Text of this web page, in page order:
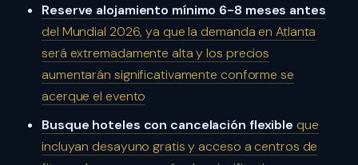
Reserve alojamiento mínimo 6-8 meses antes
del Mundial 2026, ya que la demanda en Atlanta
será extremadamente alta y los precios
aumentarán significativamente conforme se
acerque el evento
Busque hoteles con cancelación flexible que
incluyan desayuno gratis y acceso a centros de